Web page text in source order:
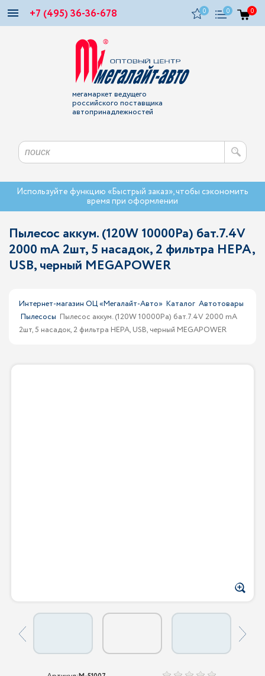
+7 (495) 36-36-678 0 0 0
мегамаркет ведущего
российского поставщика
автопринадлежностей
Используйте функцию «Быстрый заказ», чтобы сэкономить
время при оформлении
Пылесос аккум. (120W 10000Pa) бат.7.4V
2000 mA 2шт, 5 насадок, 2 фильтра HEPA,
USB, черный MEGAPOWER
Интернет-магазин ОЦ «Мегалайт-Авто» Каталог Автотовары
Пылесосы Пылесос аккум. (120W 10000Pa) бат.7.4V 2000 mA
2шт, 5 насадок, 2 фильтра HEPA, USB, черный MEGAPOWER